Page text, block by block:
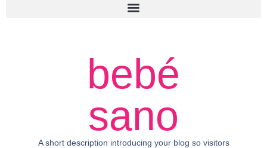
bebé
sano
A short description introducing your blog so visitors